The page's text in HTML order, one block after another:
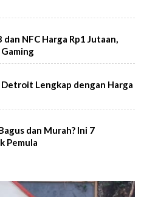
NFC Harga Rp1 Jutaan,
Lengkap dengan Harga
dan Murah? Ini 7
Pemula